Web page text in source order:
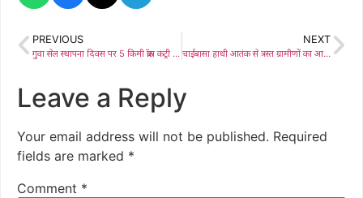
PREVIOUS
गुवा सेल स्थापना दिवस पर 5 किमी क्रॉस कंट्री दौड़, गुवावासियों में जबरदस्त उत्साह
NEXT
चाईबासा हाथी आतंक से त्रस्त ग्रामीणों का आक्रोश, राज्यपाल–मुख्यमंत्री से स्थायी समाधान की मांग
Leave a Reply
Your email address will not be published. Required
fields are marked *
Comment *